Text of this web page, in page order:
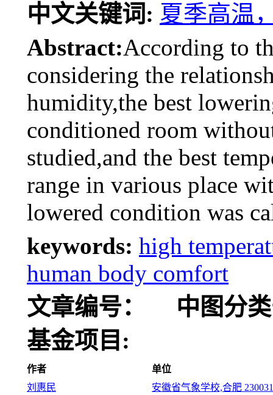
中文关键词: 夏季高温
Abstract:According to
considering the
humidity,the best
conditioned room
studied,and the best
range in various place
lowered condition was
keywords: high
human body comfort
文章编号：
中图分
基金项目:
作者
单位
刘惠民
安徽省气象学校,合肥 230031